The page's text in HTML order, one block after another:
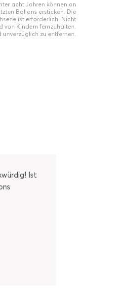
acht Jahren können an
Ballons ersticken. Die
ist erforderlich. Nicht
von Kindern fernzuhalten.
zu entfernen.
Ist